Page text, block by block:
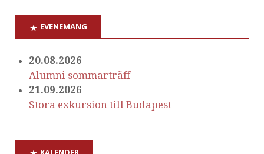
EVENEMANG
20.08.2026
Alumni sommarträff
21.09.2026
Stora exkursion till Budapest